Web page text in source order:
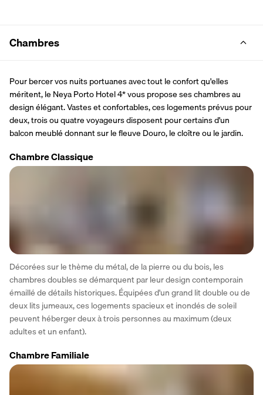
Chambres
Pour bercer vos nuits portuanes avec tout le confort qu'elles
méritent, le Neya Porto Hotel 4* vous propose ses chambres au
design élégant. Vastes et confortables, ces logements prévus pour
deux, trois ou quatre voyageurs disposent pour certains d'un
balcon meublé donnant sur le fleuve Douro, le cloître ou le jardin.
Chambre Classique
Décorées sur le thème du métal, de la pierre ou du bois, les
chambres doubles se démarquent par leur design contemporain
émaillé de détails historiques. Équipées d'un grand lit double ou de
deux lits jumeaux, ces logements spacieux et inondés de soleil
peuvent héberger deux à trois personnes au maximum (deux
adultes et un enfant).
Chambre Familiale